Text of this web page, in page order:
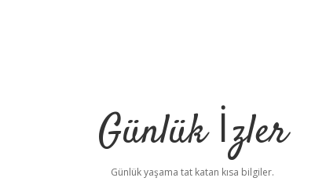
Günlük İzler
Günlük yaşama tat katan kısa bilgiler.